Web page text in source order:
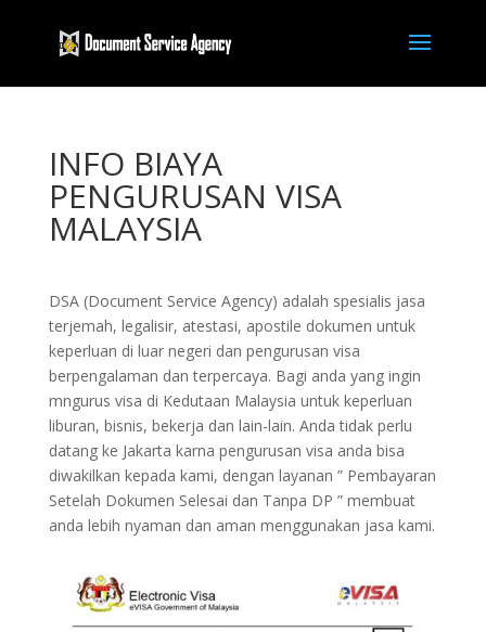
INFO BIAYA
PENGURUSAN VISA
MALAYSIA
DSA (Document Service Agency) adalah spesialis jasa
terjemah, legalisir, atestasi, apostile dokumen untuk
keperluan di luar negeri dan pengurusan visa
berpengalaman dan terpercaya. Bagi anda yang ingin
mngurus visa di Kedutaan Malaysia untuk keperluan
liburan, bisnis, bekerja dan lain-lain. Anda tidak perlu
datang ke Jakarta karna pengurusan visa anda bisa
diwakilkan kepada kami, dengan layanan ” Pembayaran
Setelah Dokumen Selesai dan Tanpa DP ” membuat
anda lebih nyaman dan aman menggunakan jasa kami.